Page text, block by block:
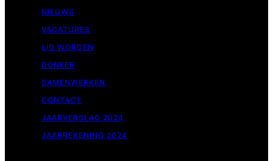
NIEUWS
VACATURES
LID WORDEN
DONEER
SAMENWERKEN
CONTACT
JAARVERSLAG 2024
JAARREKENING 2024